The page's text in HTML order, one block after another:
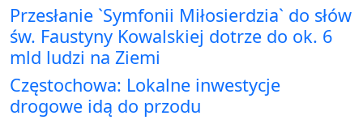
Przesłanie `Symfonii Miłosierdzia` do słów
św. Faustyny Kowalskiej dotrze do ok. 6
mld ludzi na Ziemi
Częstochowa: Lokalne inwestycje
drogowe idą do przodu